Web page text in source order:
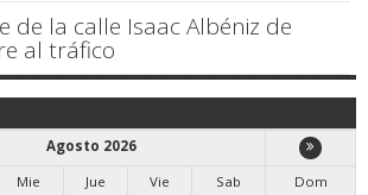
de la calle Isaac Albéniz de
al tráfico
Agosto 2026
Mie Jue Vie Sab
Dom